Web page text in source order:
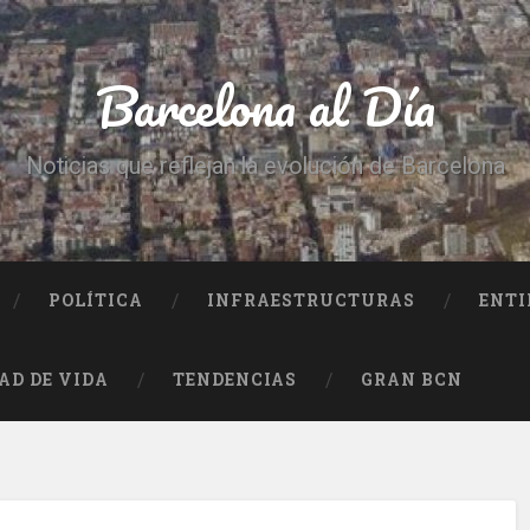
Barcelona al Día
Noticias que reflejan la evolución de Barcelona
POLÍTICA INFRAESTRUCTURAS
DE VIDA TENDENCIAS GRAN BCN